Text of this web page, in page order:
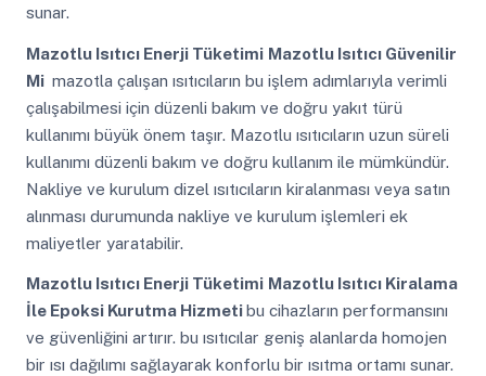
sunar.
Mazotlu Isıtıcı Enerji Tüketimi Mazotlu Isıtıcı Güvenilir
Mi mazotla çalışan ısıtıcıların bu işlem adımlarıyla verimli
çalışabilmesi için düzenli bakım ve doğru yakıt türü
kullanımı büyük önem taşır. Mazotlu ısıtıcıların uzun süreli
kullanımı düzenli bakım ve doğru kullanım ile mümkündür.
Nakliye ve kurulum dizel ısıtıcıların kiralanması veya satın
alınması durumunda nakliye ve kurulum işlemleri ek
maliyetler yaratabilir.
Mazotlu Isıtıcı Enerji Tüketimi Mazotlu Isıtıcı Kiralama
İle Epoksi Kurutma Hizmetibu cihazların performansını
ve güvenliğini artırır. bu ısıtıcılar geniş alanlarda homojen
bir ısı dağılımı sağlayarak konforlu bir ısıtma ortamı sunar.